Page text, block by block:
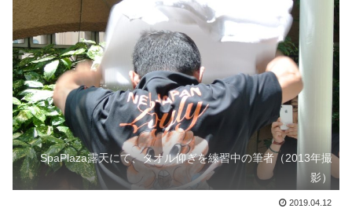
SpaPlaza露天にて、タオル仰ぎを練習中の筆者（2013年撮
影）
2019.04.12